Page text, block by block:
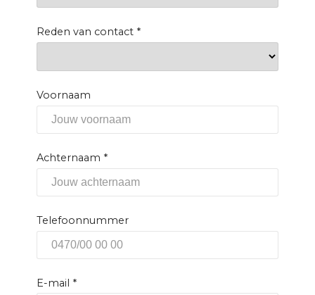
Reden van contact *
Voornaam
Achternaam *
Telefoonnummer
E-mail *